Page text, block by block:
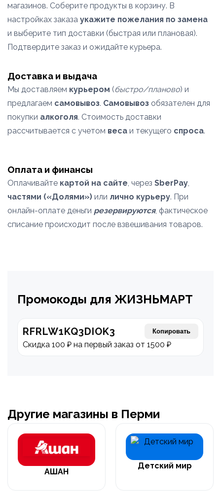
магазинов. Соберите продукты в корзину. В
настройках заказа укажите пожелания по замена
и выберите тип доставки (быстрая или плановая).
Подтвердите заказ и ожидайте курьера.
Доставка и выдача
Мы доставляем курьером (быстро/планово) и
предлагаем самовывоз. Самовывоз обязателен для
покупки алкоголя. Стоимость доставки
рассчитывается с учетом веса и текущего спроса.
Оплата и финансы
Оплачивайте картой на сайте, через SberPay,
частями («Долями») или лично курьеру. При
онлайн-оплате деньги резервируются, фактическое
списание происходит после взвешивания товаров.
Промокоды для ЖИЗНЬМАРТ
RFRLW1KQ3DIOK3 Копировать
Скидка 100 ₽ на первый заказ от 1500 ₽
Другие магазины в Перми
АШАН
Детский мир